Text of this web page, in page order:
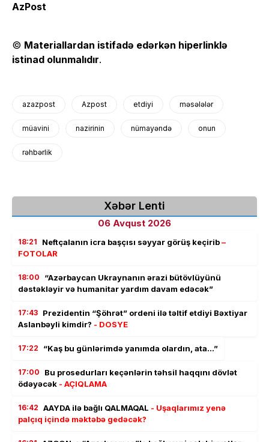
AzPost
© Materiallardan istifadə edərkən hiperlinklə
istinad olunmalıdır.
azazpost Azpost etdiyi məsələlər
müavini nazirinin nümayəndə onun
rəhbərlik
Xəbər Lenti
06 Avqust 2026
18:21 Neftçalanın icra başçısı səyyar görüş keçirib–
FOTOLAR
18:00
“Azərbaycan Ukraynanın ərazi bütövlüyünü
dəstəkləyir və humanitar yardım davam edəcək”
17:43 Prezidentin “Şöhrət” ordeni ilə təltif etdiyi Bəxtiyar
Aslanbəyli kimdir? - DOSYE
17:22 “Kaş bu günlərimdə yanımda olardın, ata…”
17:00
Bu prosedurları keçənlərin təhsil haqqını dövlət
ödəyəcək - AÇIQLAMA
16:42 AAYDA ilə bağlı QALMAQAL - Uşaqlarımız yenə
palçıq içində məktəbə gedəcək?